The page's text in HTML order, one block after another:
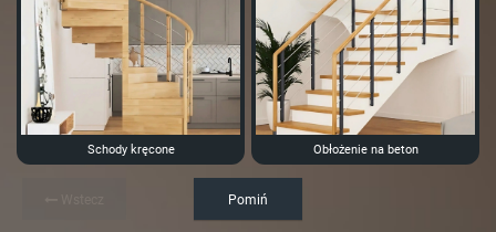
Schody kręcone Obłożenie na beton
Pomiń